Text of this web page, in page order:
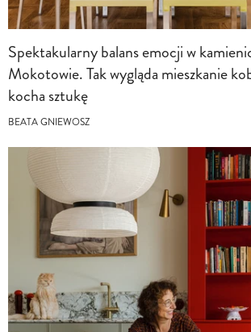
Spektakularny balans emocji w
Mokotowie. Tak wygląda mieszkanie
kocha sztukę
BEATA GNIEWOSZ